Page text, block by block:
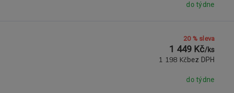
do týdne
20 % sleva
1 449 Kč/ks
1 198 Kčbez DPH
do týdne